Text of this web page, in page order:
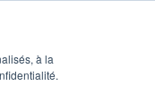
à la